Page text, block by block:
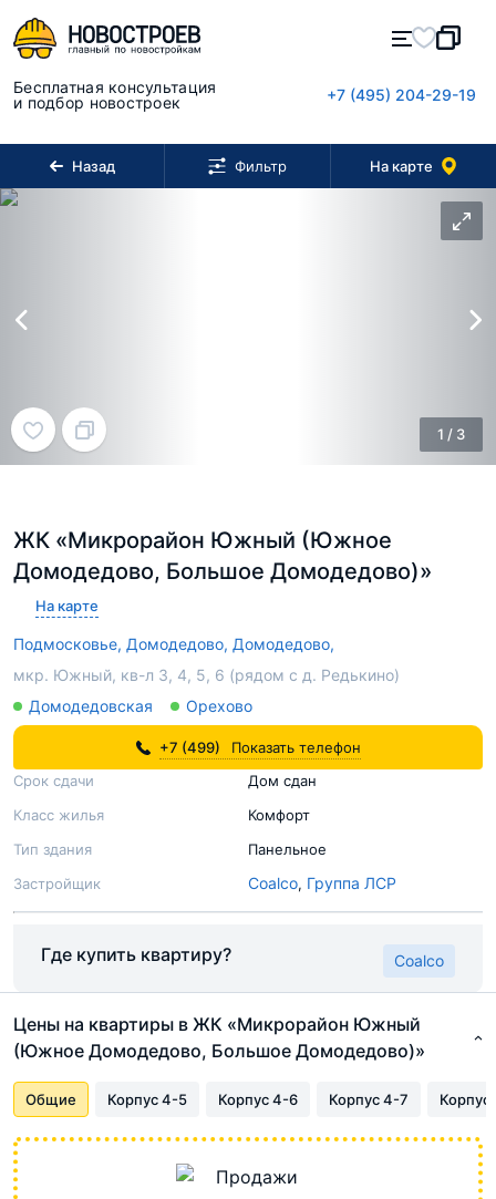
Бесплатная консультация
и подбор новостроек
+7 (495) 204-29-19
Назад Фильтр На карте
ЖК «Микрорайон Южный (Южное
Домодедово, Большое Домодедово)»
На карте
Подмосковье, Домодедово, Домодедово,
мкр. Южный, кв-л 3, 4, 5, 6 (рядом с д. Редькино)
Домодедовская
Орехово
1 / 3
Срок сдачи
Дом сдан
Класс жилья
Комфорт
Тип здания
Панельное
Застройщик
Coalco, Группа ЛСР
+7 (499) Показать телефон
Где купить квартиру? Coalco
Цены на квартиры в ЖК «Микрорайон Южный
(Южное Домодедово, Большое Домодедово)»
Общие Корпус 4-5 Корпус 4-6 Корпус 4-7 Корпус